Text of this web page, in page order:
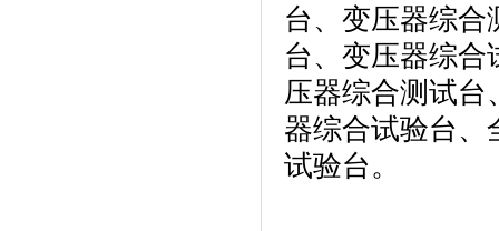
台、变压器综
台、变压器综
压器综合测试台
器综合试验台、
试验台。